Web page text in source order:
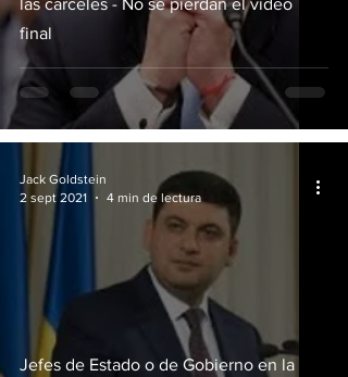
las cárceles - No se pierdan el video
final
Jefes de Estado o de Gobierno en la
Jack Goldstein
2 sept 2021
4 min de lectura